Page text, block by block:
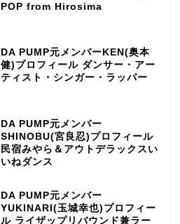
POP from Hirosima
DA PUMP元メンバーKEN(奥本
健)プロフィール ダンサー・アー
ティスト・シンガー・ラッパー
DA PUMP元メンバー
SHINOBU(宮良忍)プロフィール
民宿みやら＆アウトデラックスい
いねダンス
DA PUMP元メンバー
YUKINARI(玉城幸也)プロフィー
ル ライザップリバウンド兼ラー